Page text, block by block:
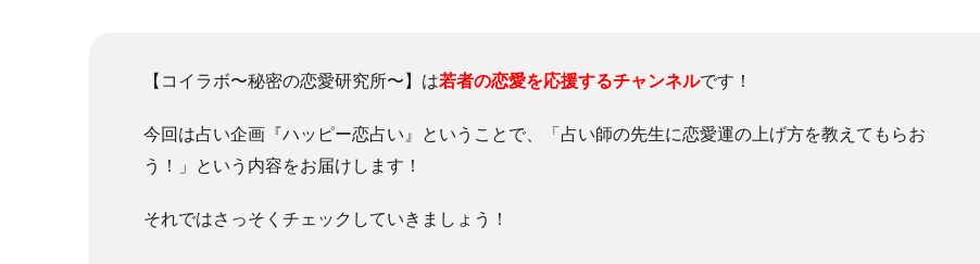
【コイラボ〜秘密の恋愛研究所〜】は若者の恋愛を応援するチャンネルです！
今回は占い企画『ハッピー恋占い』ということで、「占い師の先生に恋愛運の上げ方を教えてもらお
う！」という内容をお届けします！
それではさっそくチェックしていきましょう！